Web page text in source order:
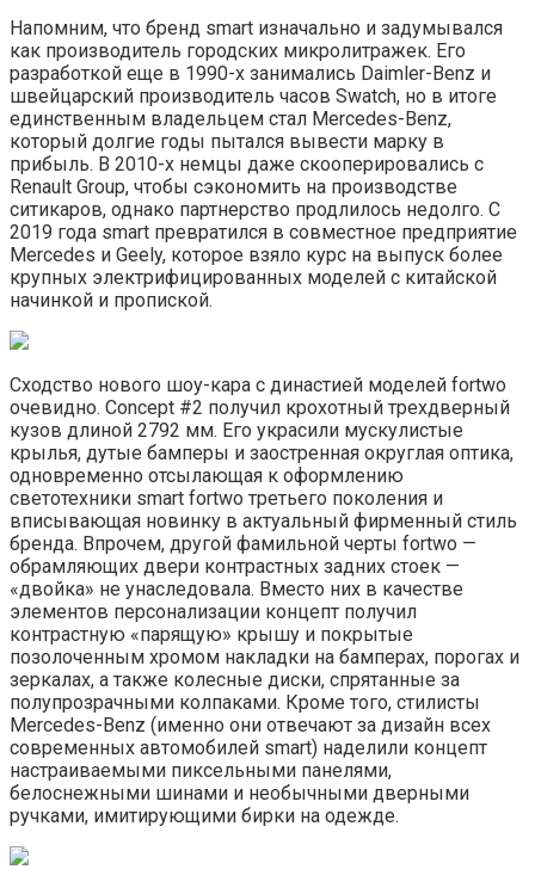
Напомним, что бренд smart изначально и задумывался
как производитель городских микролитражек. Его
разработкой еще в 1990-х занимались Daimler-Benz и
швейцарский производитель часов Swatch, но в итоге
единственным владельцем стал Mercedes-Benz,
который долгие годы пытался вывести марку в
прибыль. В 2010-х немцы даже скооперировались с
Renault Group, чтобы сэкономить на производстве
ситикаров, однако партнерство продлилось недолго. С
2019 года smart превратился в совместное предприятие
Mercedes и Geely, которое взяло курс на выпуск более
крупных электрифицированных моделей с китайской
начинкой и пропиской.
Сходство нового шоу-кара с династией моделей fortwo
очевидно. Concept #2 получил крохотный трехдверный
кузов длиной 2792 мм. Его украсили мускулистые
крылья, дутые бамперы и заостренная округлая оптика,
одновременно отсылающая к оформлению
светотехники smart fortwo третьего поколения и
вписывающая новинку в актуальный фирменный стиль
бренда. Впрочем, другой фамильной черты fortwo —
обрамляющих двери контрастных задних стоек —
«двойка» не унаследовала. Вместо них в качестве
элементов персонализации концепт получил
контрастную «парящую» крышу и покрытые
позолоченным хромом накладки на бамперах, порогах и
зеркалах, а также колесные диски, спрятанные за
полупрозрачными колпаками. Кроме того, стилисты
Mercedes-Benz (именно они отвечают за дизайн всех
современных автомобилей smart) наделили концепт
настраиваемыми пиксельными панелями,
белоснежными шинами и необычными дверными
ручками, имитирующими бирки на одежде.